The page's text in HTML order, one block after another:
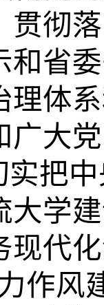
贯彻
和省
理体
广大
实把
大学
现代
作风